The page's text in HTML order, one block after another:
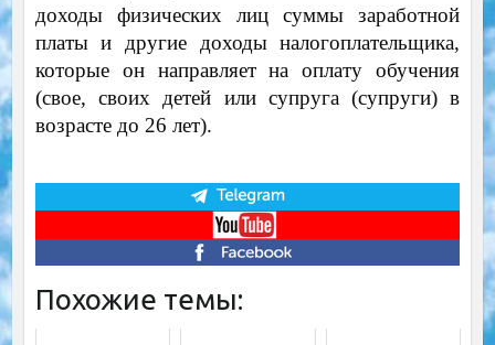
доходы физических лиц суммы заработной
платы и другие доходы налогоплательщика,
которые он направляет на оплату обучения
(свое, своих детей или супруга (супруги) в
возрасте до 26 лет).
Похожие темы: